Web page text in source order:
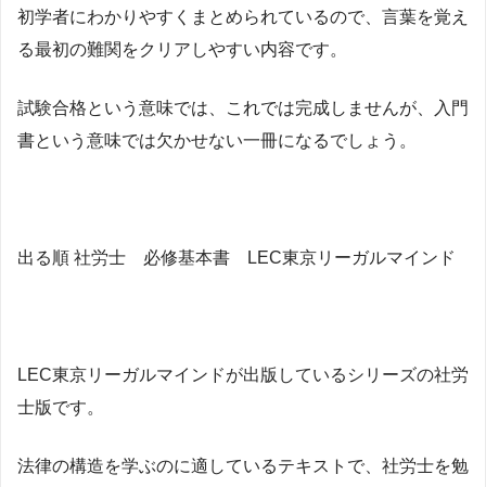
初学者にわかりやすくまとめられているので、言葉を覚え
る最初の難関をクリアしやすい内容です。
試験合格という意味では、これでは完成しませんが、入門
書という意味では欠かせない一冊になるでしょう。
出る順 社労士 必修基本書 LEC東京リーガルマインド
LEC東京リーガルマインドが出版しているシリーズの社労
士版です。
法律の構造を学ぶのに適しているテキストで、社労士を勉